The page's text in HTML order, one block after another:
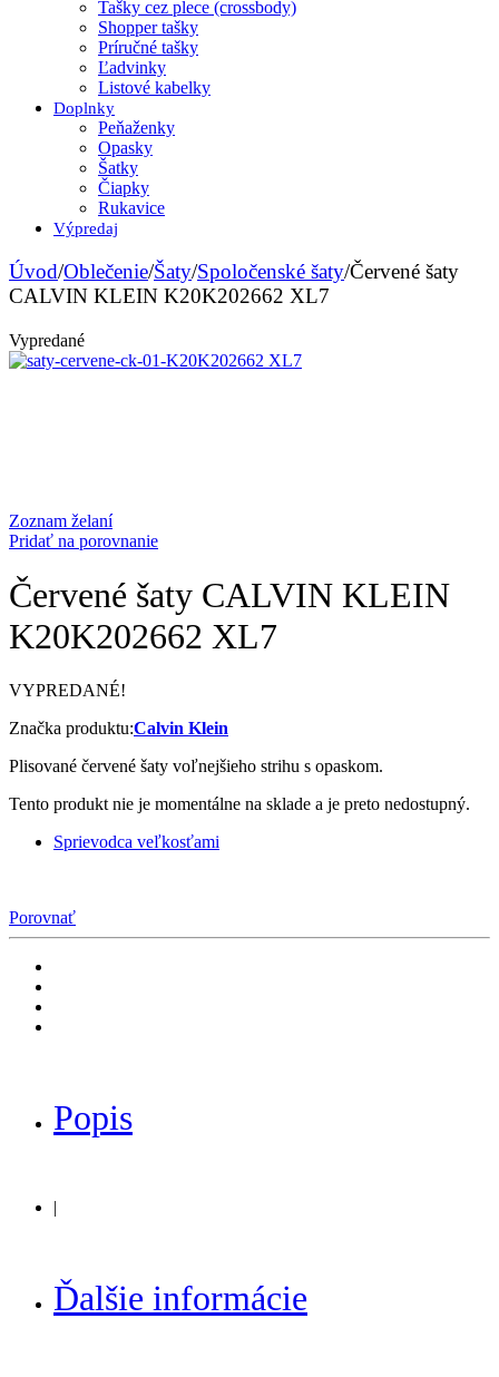
Tašky cez plece (crossbody)
Shopper tašky
Príručné tašky
Ľadvinky
Listové kabelky
Doplnky
Peňaženky
Opasky
Šatky
Čiapky
Rukavice
Výpredaj
Úvod/Oblečenie/Šaty/Spoločenské šaty/Červené šaty
CALVIN KLEIN K20K202662 XL7
Vypredané
Zoznam želaní
Pridať na porovnanie
Červené šaty CALVIN KLEIN
K20K202662 XL7
VYPREDANÉ!
Značka produktu:Calvin Klein
Plisované červené šaty voľnejšieho strihu s opaskom.
Tento produkt nie je momentálne na sklade a je preto nedostupný.
Sprievodca veľkosťami
Porovnať
Popis
|
Ďalšie informácie